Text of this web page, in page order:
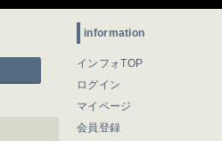
information
インフォTOP
ログイン
マイページ
会員登録